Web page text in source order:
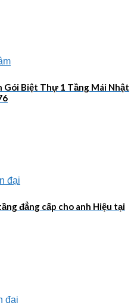
Biệt Thự 1 Tầng Mái Nhật
đẳng cấp cho anh Hiệu tại